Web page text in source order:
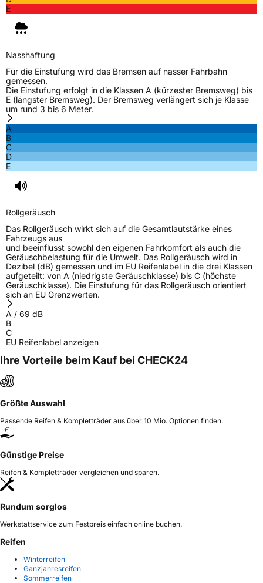
tyres.eu
E
Nasshaftung
Für die Einstufung wird das Bremsen auf nasser Fahrbahn
gemessen.
Die Einstufung erfolgt in die Klassen A (kürzester Bremsweg) bis
E (längster Bremsweg). Der Bremsweg verlängert sich je Klasse
um rund 3 bis 6 Meter.
A
B
C
D
E
Rollgeräusch
Das Rollgeräusch wirkt sich auf die Gesamtlautstärke eines
Fahrzeugs aus
und beeinflusst sowohl den eigenen Fahrkomfort als auch die
Geräuschbelastung für die Umwelt. Das Rollgeräusch wird in
Dezibel (dB) gemessen und im EU Reifenlabel in die drei Klassen
aufgeteilt: von A (niedrigste Geräuschklasse) bis C (höchste
Geräuschklasse). Die Einstufung für das Rollgeräusch orientiert
sich an EU Grenzwerten.
A / 69 dB
B
C
EU Reifenlabel anzeigen
Ihre Vorteile beim Kauf bei CHECK24
Größte Auswahl
Passende Reifen & Kompletträder aus über 10 Mio. Optionen finden.
Günstige Preise
Reifen & Kompletträder vergleichen und sparen.
Rundum sorglos
Werkstattservice zum Festpreis einfach online buchen.
Reifen
Winterreifen
Ganzjahresreifen
Sommerreifen